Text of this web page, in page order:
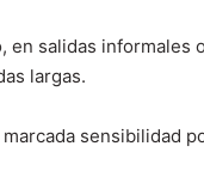
salidas informales
largas.
sensibilidad